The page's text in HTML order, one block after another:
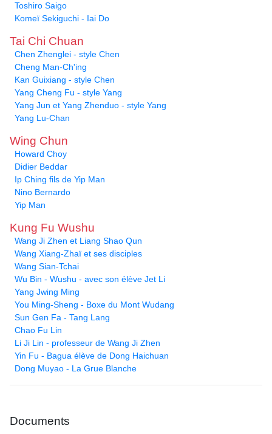
Toshiro Saigo
Komeï Sekiguchi - Iai Do
Tai Chi Chuan
Chen Zhenglei - style Chen
Cheng Man-Ch'ing
Kan Guixiang - style Chen
Yang Cheng Fu - style Yang
Yang Jun et Yang Zhenduo - style Yang
Yang Lu-Chan
Wing Chun
Howard Choy
Didier Beddar
Ip Ching fils de Yip Man
Nino Bernardo
Yip Man
Kung Fu Wushu
Wang Ji Zhen et Liang Shao Qun
Wang Xiang-Zhaï et ses disciples
Wang Sian-Tchai
Wu Bin - Wushu - avec son élève Jet Li
Yang Jwing Ming
You Ming-Sheng - Boxe du Mont Wudang
Sun Gen Fa - Tang Lang
Chao Fu Lin
Li Ji Lin - professeur de Wang Ji Zhen
Yin Fu - Bagua élève de Dong Haichuan
Dong Muyao - La Grue Blanche
Documents